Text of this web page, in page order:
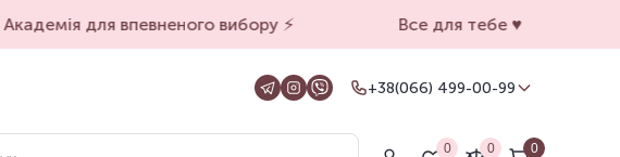
Академія для впевненого вибору ⚡️ Все для тебе ♥️
+38(066) 499-00-99
Для замовлень на сайті
0 0 0